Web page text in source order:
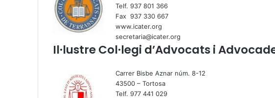
Telf. 937 801 366
Fax 937 330 667
www.icater.org
secretaria@icater.org
Il·lustre Col·legi d’Advocats i
Carrer Bisbe Aznar núm. 8-12
43500 – Tortosa
Telf. 977 441 029